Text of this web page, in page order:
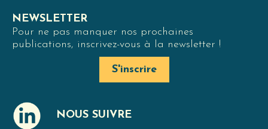
NEWSLETTER
Pour ne pas manquer nos prochaines
publications, inscrivez-vous à la newsletter !
S'inscrire
NOUS SUIVRE